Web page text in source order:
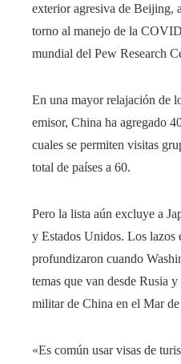
exterior agresiva de Beijing,
torno al manejo de la
mundial del Pew Research
En una mayor relajación de
emisor, China ha agregado
cuales se permiten visitas
total de países a 60.
Pero la lista aún excluye a
y Estados Unidos. Los lazos
profundizaron cuando
temas que van desde Rusia
militar de China en el Mar
«Es común usar visas de